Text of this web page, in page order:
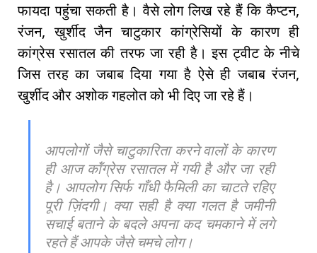
फायदा पहुंचा सकती है। वैसे लोग लिख रहे हैं कि कैप्टन,
रंजन, खुर्शीद जैन चाटुकार कांग्रेसियों के कारण ही
कांग्रेस रसातल की तरफ जा रही है। इस ट्वीट के नीचे
जिस तरह का जबाब दिया गया है ऐसे ही जबाब रंजन,
खुर्शीद और अशोक गहलोत को भी दिए जा रहे हैं।
आपलोगों जैसे चाटुकारिता करने वालों के कारण
ही आज कॉंग्रेस रसातल में गयी है और जा रही
है। आपलोग सिर्फ गाँधी फैमिली का चाटते रहिए
पूरी ज़िंदगी। क्या सही है क्या गलत है जमीनी
सचाई बताने के बदले अपना कद चमकाने में लगे
रहते हैं आपके जैसे चमचे लोग।